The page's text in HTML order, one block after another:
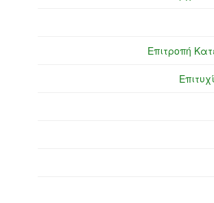
Επιτροπή